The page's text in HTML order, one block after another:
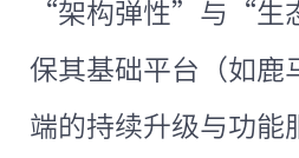
“架构弹性”与“生
保其基础平台（如鹿
端的持续升级与功能